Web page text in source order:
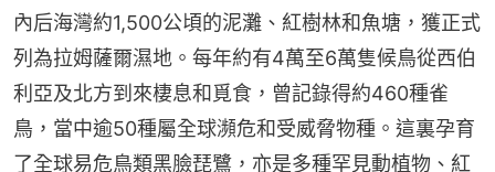
內后海灣約1,500公頃的泥灘、紅樹林和魚塘，獲正式
列為拉姆薩爾濕地。每年約有4萬至6萬隻候鳥從西伯
利亞及北方到來棲息和覓食，曾記錄得約460種雀
鳥，當中逾50種屬全球瀕危和受威脅物種。這裏孕育
了全球易危鳥類黑臉琵鷺，亦是多種罕見動植物、紅